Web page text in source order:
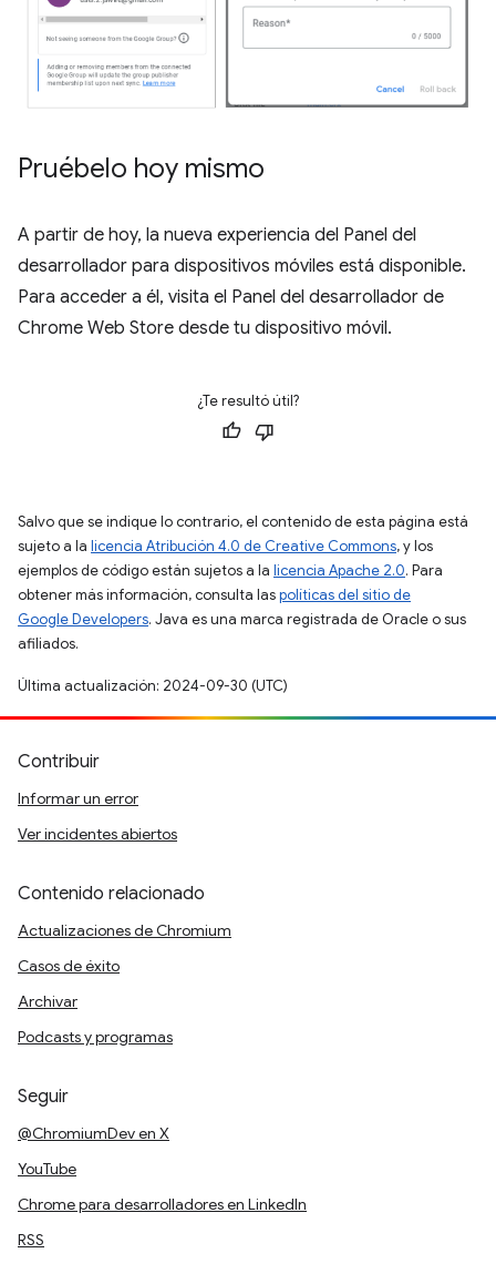
Pruébelo hoy mismo
A partir de hoy, la nueva experiencia del Panel del
desarrollador para dispositivos móviles está disponible.
Para acceder a él, visita el Panel del desarrollador de
Chrome Web Store desde tu dispositivo móvil.
¿Te resultó útil?
Salvo que se indique lo contrario, el contenido de esta página está
sujeto a la licencia Atribución 4.0 de Creative Commons, y los
ejemplos de código están sujetos a la licencia Apache 2.0. Para
obtener más información, consulta laspolíticas del sitio de
Google Developers. Java es una marca registrada de Oracle o sus
afiliados.
Última actualización: 2024-09-30 (UTC)
Contribuir
Informar un error
Ver incidentes abiertos
Contenido relacionado
Actualizaciones de Chromium
Casos de éxito
Archivar
Podcasts y programas
Seguir
@ChromiumDev en X
YouTube
Chrome para desarrolladores en LinkedIn
RSS